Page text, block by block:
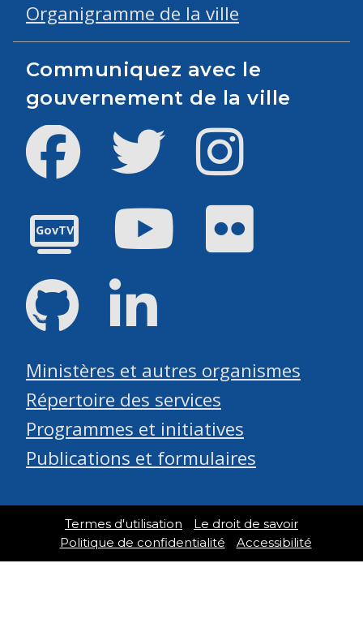
Organigramme de la ville
Communiquez avec le
gouvernement de la ville
Facebook Twitter
GovTV
Youtube
GitHub
Ministères et autres organismes
Répertoire des services
Programmes et initiatives
Publications et formulaires
Termes d'utilisation
Le droit de savoir
Politique de confidentialité
Accessibilité